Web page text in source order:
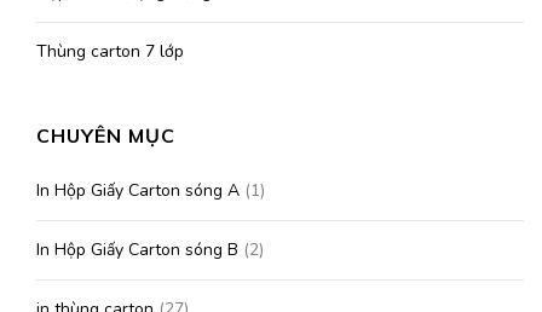
Thùng carton 7 lớp
CHUYÊN MỤC
In Hộp Giấy Carton sóng A (1)
In Hộp Giấy Carton sóng B (2)